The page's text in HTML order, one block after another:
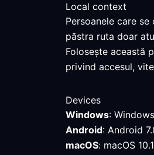
Local context
Persoanele care
păstra ruta doar
Folosește această
privind accesul,
Devices
Windows:
Android: Android
macOS: macOS